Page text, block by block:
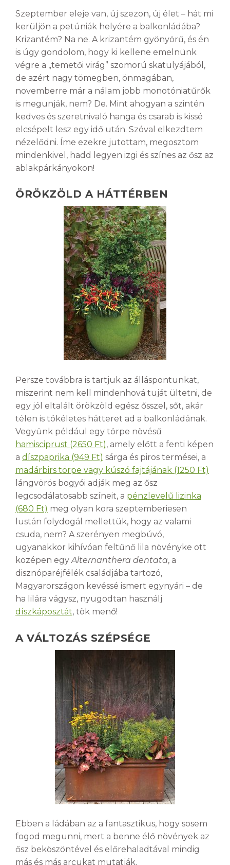
Szeptember eleje van, új szezon, új élet – hát mi
kerüljön a petúniák helyére a balkonládába?
Krizantém? Na ne. A krizantém gyönyörű, és én
is úgy gondolom, hogy ki kellene emelnünk
végre a „temetői virág” szomorú skatulyájából,
de azért nagy tömegben, önmagában,
novemberre már a nálam jobb monotóniatűrők
is megunják, nem? De. Mint ahogyan a szintén
kedves és szeretnivaló hanga és csarab is kissé
elcsépelt lesz egy idő után. Szóval elkezdtem
nézelődni. Íme ezekre jutottam, megosztom
mindenkivel, hadd legyen izgi és színes az ősz az
ablakpárkányokon!
ÖRÖKZÖLD A HÁTTÉRBEN
Persze továbbra is tartjuk az álláspontunkat,
miszerint nem kell mindenhová tuját ültetni, de
egy jól eltalált örökzöld egész ősszel, sőt, akár
télen is tökéletes hátteret ad a balkonládának.
Vegyünk például egy törpe növésű
hamisciprust (2650 Ft), amely előtt a fenti képen
a díszpaprika (949 Ft) sárga és piros termései, a
madárbirs törpe vagy kúszó fajtájának (1250 Ft)
lángvörös bogyói adják meg az ősz
legcsodálatosabb színeit, a pénzlevelű lizinka
(680 Ft) meg olyan kora szeptemberiesen
lustán folydogál mellettük, hogy az valami
csuda, nem? A szerényen megbúvó,
ugyanakkor kihívóan feltűnő lila növényke ott
középen egyAlternanthera dentata, a
disznóparéjfélék családjába tartozó,
Magyarországon kevéssé ismert egynyári – de
ha lilára vágysz, nyugodtan használj
díszkáposztát, tök menő!
A VÁLTOZÁS SZÉPSÉGE
Ebben a ládában az a fantasztikus, hogy sosem
fogod megunni, mert a benne élő növények az
ősz beköszöntével és előrehaladtával mindig
más és más arcukat mutatják.